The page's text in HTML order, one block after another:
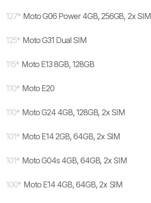
127* Moto G06 Power 4GB, 256GB, 2x SIM
125* Moto G31 Dual SIM
115* Moto E13 8GB, 128GB
110* Moto E20
110* Moto G24 4GB, 128GB, 2x SIM
101* Moto E14 2GB, 64GB, 2x SIM
101* Moto G04s 4GB, 64GB, 2x SIM
100* Moto E14 4GB, 64GB, 2x SIM